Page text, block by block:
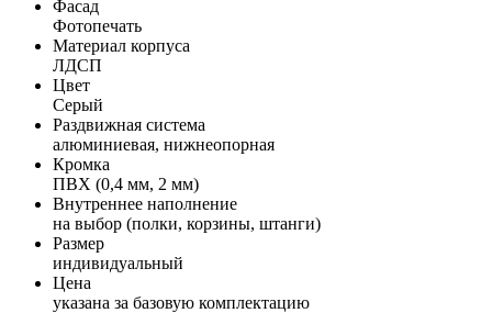
Фасад
Фотопечать
Материал корпуса
ЛДСП
Цвет
Серый
Раздвижная система
алюминиевая, нижнеопорная
Кромка
ПВХ (0,4 мм, 2 мм)
Внутреннее наполнение
на выбор (полки, корзины, штанги)
Размер
индивидуальный
Цена
указана за базовую комплектацию